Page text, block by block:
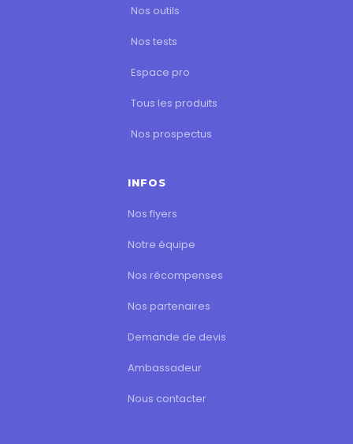
Nos outils
Nos tests
Espace pro
Tous les produits
Nos prospectus
INFOS
Nos flyers
Notre équipe
Nos récompenses
Nos partenaires
Demande de devis
Ambassadeur
Nous contacter